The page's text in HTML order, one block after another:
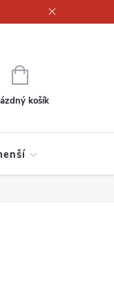
NÁKUPNÍ
KOŠÍK
košík